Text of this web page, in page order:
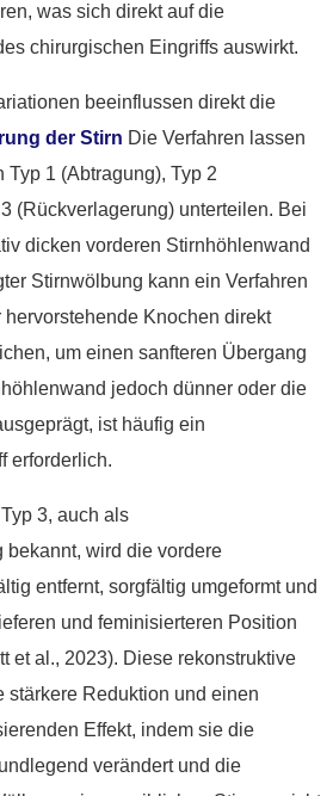
was sich direkt auf die
chirurgischen Eingriffs auswirkt.
beeinflussen direkt die
der Stirn Die Verfahren lassen
1 (Abtragung), Typ 2
(Rückverlagerung) unterteilen. Bei
dicken vorderen Stirnhöhlenwand
Stirnwölbung kann ein Verfahren
hervorstehende Knochen direkt
um einen sanfteren Übergang
jedoch dünner oder die
ist häufig ein
erforderlich.
3, auch als
wird die vordere
entfernt, sorgfältig umgeformt und
und feminisierteren Position
et al., 2023). Diese rekonstruktive
stärkere Reduktion und einen
Effekt, indem sie die
verändert und die